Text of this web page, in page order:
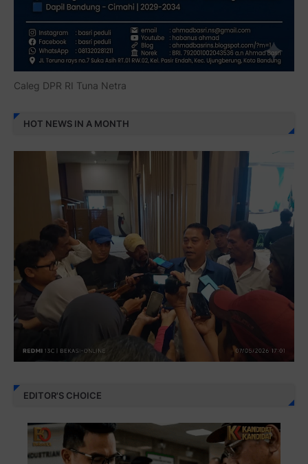
Caleg DPR RI Tuna Netra
HOT NEWS IN A MONTH
EDITOR'S CHOICE